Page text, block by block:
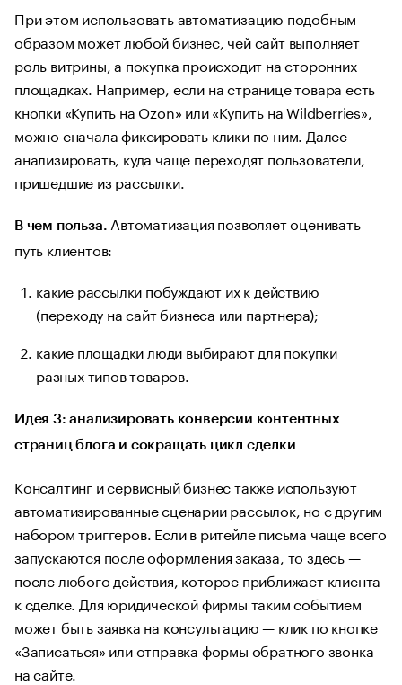
При этом использовать автоматизацию подобным
образом может любой бизнес, чей сайт выполняет
роль витрины, а покупка происходит на сторонних
площадках. Например, если на странице товара есть
кнопки «Купить на Ozon» или «Купить на Wildberries»,
можно сначала фиксировать клики по ним. Далее —
анализировать, куда чаще переходят пользователи,
пришедшие из рассылки.
В чем польза. Автоматизация позволяет оценивать
путь клиентов:
какие рассылки побуждают их к действию
(переходу на сайт бизнеса или партнера);
какие площадки люди выбирают для покупки
разных типов товаров.
Идея 3: анализировать конверсии контентных
страниц блога и сокращать цикл сделки
Консалтинг и сервисный бизнес также используют
автоматизированные сценарии рассылок, но с другим
набором триггеров. Если в ритейле письма чаще всего
запускаются после оформления заказа, то здесь —
после любого действия, которое приближает клиента
к сделке. Для юридической фирмы таким событием
может быть заявка на консультацию — клик по кнопке
«Записаться» или отправка формы обратного звонка
на сайте.